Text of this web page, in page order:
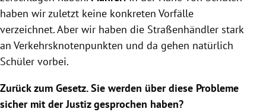
haben wir zuletzt keine konkreten Vorfälle
verzeichnet. Aber wir haben die Straßenhändler stark
an Verkehrsknotenpunkten und da gehen natürlich
Schüler vorbei.
Zurück zum Gesetz. Sie werden über diese Probleme
sicher mit der Justiz gesprochen haben?